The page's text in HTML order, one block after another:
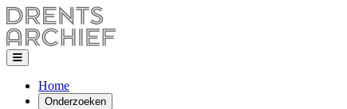
Home
Onderzoeken